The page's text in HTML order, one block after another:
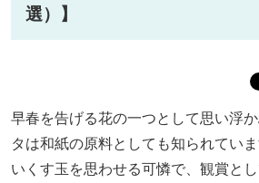
選）】
早春を告げる花の一つとして思い浮
タは和紙の原料としても知られてい
いくす玉を思わせる可憐で、観賞と